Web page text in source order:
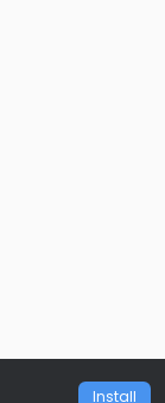
Install